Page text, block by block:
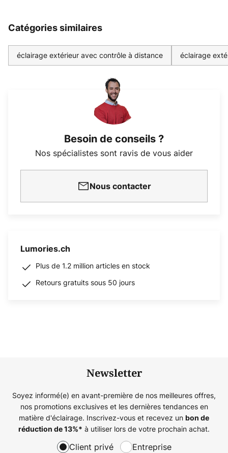
Catégories similaires
éclairage extérieur avec contrôle à distance éclairage
Besoin de conseils ?
Nos spécialistes sont ravis de vous aider
Nous contacter
Lumories.ch
Plus de 1.2 million articles en stock
Retours gratuits sous 50 jours
Newsletter
Soyez informé(e) en avant-première de nos meilleures offres,
nos promotions exclusives et les dernières tendances en
matière d'éclairage. Inscrivez-vous et recevez un bon de
réduction de13%* à utiliser lors de votre prochain achat.
Client privé Entreprise